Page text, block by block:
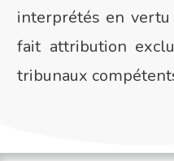
interprétés en
fait attribution
tribunaux